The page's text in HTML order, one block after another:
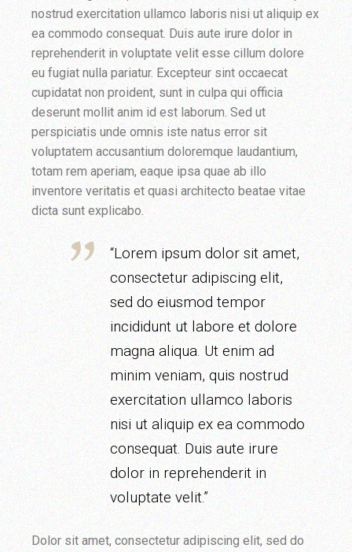
nostrud exercitation ullamco laboris nisi ut aliquip ex
ea commodo consequat. Duis aute irure dolor in
reprehenderit in voluptate velit esse cillum dolore
eu fugiat nulla pariatur. Excepteur sint occaecat
cupidatat non proident, sunt in culpa qui officia
deserunt mollit anim id est laborum. Sed ut
perspiciatis unde omnis iste natus error sit
voluptatem accusantium doloremque laudantium,
totam rem aperiam, eaque ipsa quae ab illo
inventore veritatis et quasi architecto beatae vitae
dicta sunt explicabo.
“Lorem ipsum dolor sit amet,
consectetur adipiscing elit,
sed do eiusmod tempor
incididunt ut labore et dolore
magna aliqua. Ut enim ad
minim veniam, quis nostrud
exercitation ullamco laboris
nisi ut aliquip ex ea commodo
consequat. Duis aute irure
dolor in reprehenderit in
voluptate velit.”
Dolor sit amet, consectetur adipiscing elit, sed do